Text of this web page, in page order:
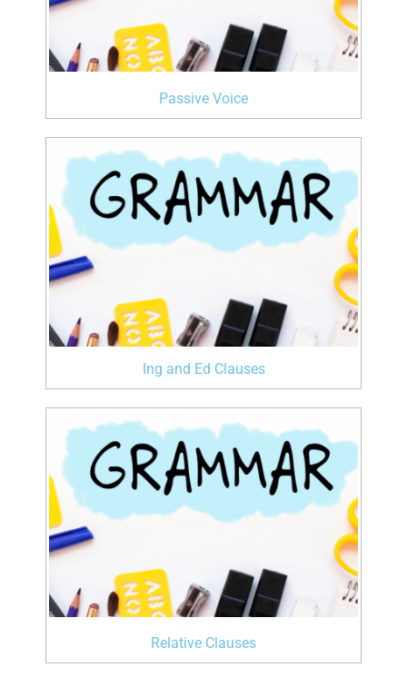
Passive Voice
Ing and Ed Clauses
Relative Clauses